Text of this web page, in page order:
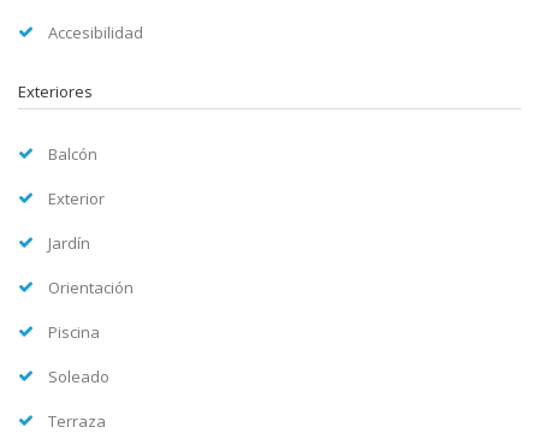
Accesibilidad
Exteriores
Balcón
Exterior
Jardín
Orientación
Piscina
Soleado
Terraza